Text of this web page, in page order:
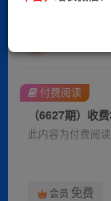
此内容为付费阅
会员 免费
付费阅读